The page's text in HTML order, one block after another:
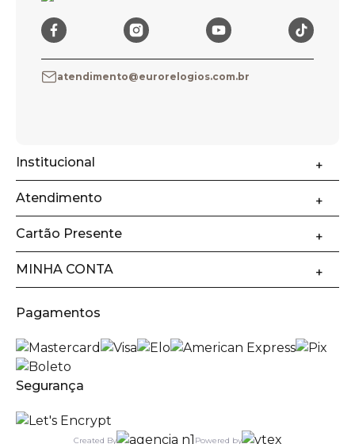
atendimento@eurorelogios.com.br
Institucional
Atendimento
Cartão Presente
MINHA CONTA
Pagamentos
Segurança
Created By Powered by